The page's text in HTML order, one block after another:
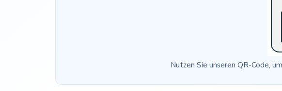
Nutzen Sie unseren QR-Code,